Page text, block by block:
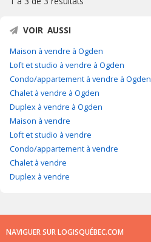
VOIR AUSSI
Maison à vendre à Ogden
Loft et studio à vendre à Ogden
Condo/appartement à vendre à Ogden
Chalet à vendre à Ogden
Duplex à vendre à Ogden
Maison à vendre
Loft et studio à vendre
Condo/appartement à vendre
Chalet à vendre
Duplex à vendre
NAVIGUER SUR LOGISQUÉBEC.COM